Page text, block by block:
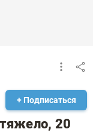
+ Подписаться
20